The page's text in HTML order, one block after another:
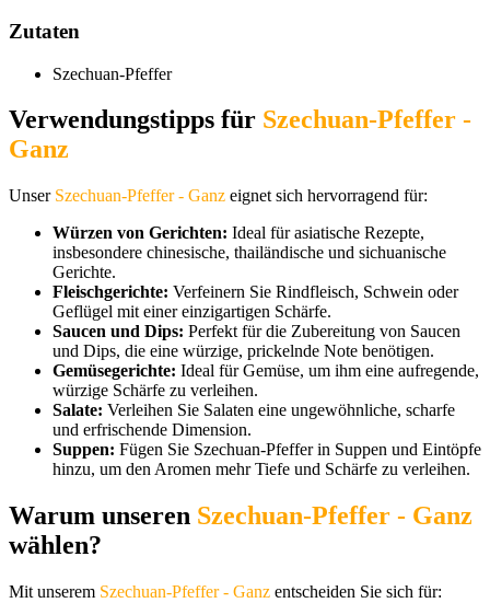
Zutaten
Szechuan-Pfeffer
Verwendungstipps für Szechuan-Pfeffer -
Ganz
Unser Szechuan-Pfeffer - Ganz eignet sich hervorragend für:
Würzen von Gerichten: Ideal für asiatische Rezepte,
insbesondere chinesische, thailändische und sichuanische
Gerichte.
Fleischgerichte: Verfeinern Sie Rindfleisch, Schwein oder
Geflügel mit einer einzigartigen Schärfe.
Saucen und Dips: Perfekt für die Zubereitung von Saucen
und Dips, die eine würzige, prickelnde Note benötigen.
Gemüsegerichte: Ideal für Gemüse, um ihm eine aufregende,
würzige Schärfe zu verleihen.
Salate: Verleihen Sie Salaten eine ungewöhnliche, scharfe
und erfrischende Dimension.
Suppen: Fügen Sie Szechuan-Pfeffer in Suppen und Eintöpfe
hinzu, um den Aromen mehr Tiefe und Schärfe zu verleihen.
Warum unseren Szechuan-Pfeffer - Ganz
wählen?
Mit unserem Szechuan-Pfeffer - Ganz entscheiden Sie sich für: